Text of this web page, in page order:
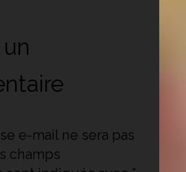
e-mail ne sera pas
champs